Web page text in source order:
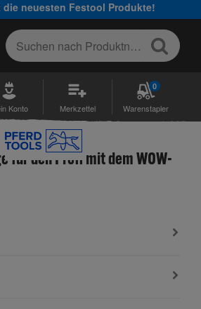
die neuesten Festool Produkte!
Konto Merkzettel
0
Warenstapler
für den Profi mit dem WOW-